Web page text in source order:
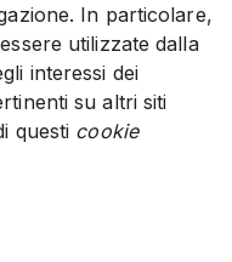
In particolare,
utilizzate dalla
interessi dei
su altri siti
questi cookie